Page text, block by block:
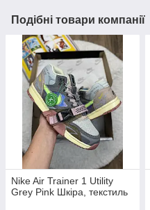
Подібні товари компанії
Nike Air Trainer 1 Utility
Grey Pink Шкіра, текстиль